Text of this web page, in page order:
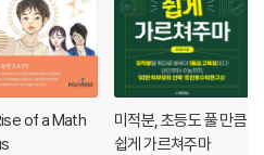
아진다
하라
빨리 할 수 있는 방법은 무엇일까?
수가 있다
of a Math
미적분, 초등도 풀 만큼
쉽게 가르쳐주마